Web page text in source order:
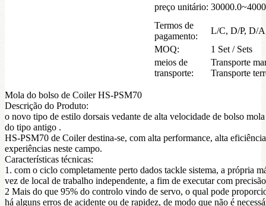
preço unitário:
Termos de
pagamento:
L/C, D/P, D/
MOQ:
1 Set / Sets
meios de
transporte:
Transporte
Transporte
Mola do bolso de Coiler HS-PSM70
Descrição do Produto:
o novo tipo de estilo dorsais vedante de alta velocidade de bolso
do tipo antigo .
HS-PSM70 de Coiler destina-se, com alta performance, alta
experiências neste campo.
Características técnicas:
1. com o ciclo completamente perto dados tackle sistema, a própria
vez de local de trabalho independente, a fim de executar com
2 Mais do que 95% do controlo vindo de servo, o qual pode
há alguns erros de acidente ou de rapidez, de modo que não é